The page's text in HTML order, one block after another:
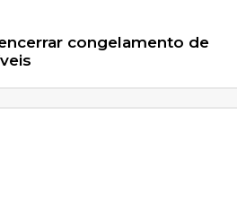
congelamento de